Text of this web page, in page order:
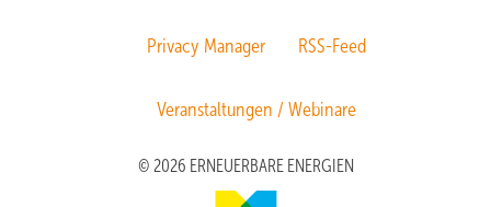
Privacy Manager RSS-Feed
Veranstaltungen / Webinare
© 2026 ERNEUERBARE ENERGIEN